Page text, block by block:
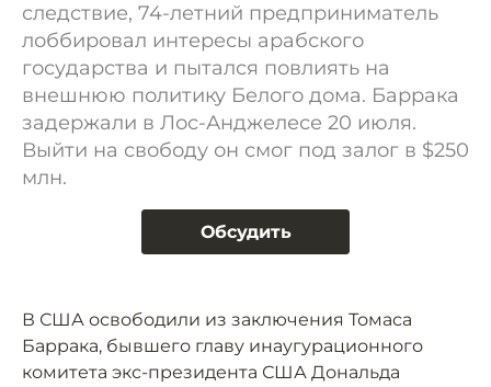
следствие, 74-летний предприниматель
лоббировал интересы арабского
государства и пытался повлиять на
внешнюю политику Белого дома. Баррака
задержали в Лос-Анджелесе 20 июля.
Выйти на свободу он смог под залог в $250
млн.
Обсудить
В США освободили из заключения Томаса
Баррака, бывшего главу инаугурационного
комитета экс-президента США Дональда